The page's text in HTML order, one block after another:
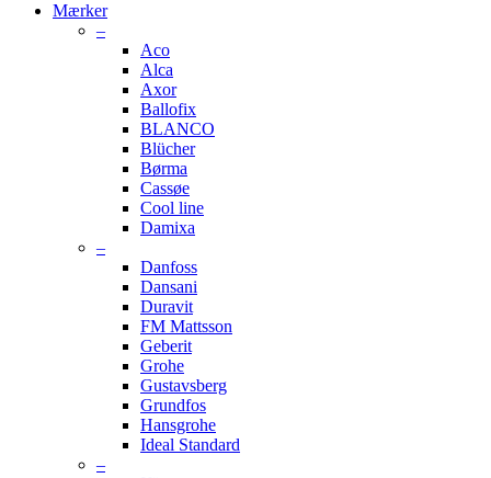
Mærker
–
Aco
Alca
Axor
Ballofix
BLANCO
Blücher
Børma
Cassøe
Cool line
Damixa
–
Danfoss
Dansani
Duravit
FM Mattsson
Geberit
Grohe
Gustavsberg
Grundfos
Hansgrohe
Ideal Standard
–